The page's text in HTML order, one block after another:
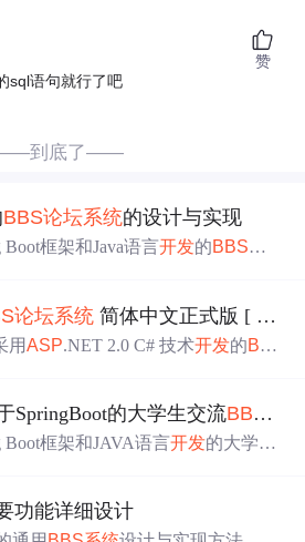
sql语句就行了吧
赞
到底了——
BBS论坛系统的设计与实现
框架和Java语言开发的BBS论
行白盒和黑盒测试，该 系统功能全
。
论坛系统 简体中文正式版 [ 开发
用ASP.NET 2.0 C# 技术开发的BB
帖控制、无刷新技术、公告系统、
同时进行了多项改进，如用户中
SpringBoot的大学生交流BBS 论
框架和JAVA语言开发的大学生
了开发环境、技术配置等内容，旨
现代化管理。
功能详细设计